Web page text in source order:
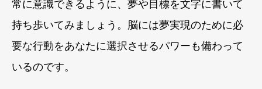
常に意識できるように、夢や目標を文字に書いて
持ち歩いてみましょう。脳には夢実現のために必
要な行動をあなたに選択させるパワーも備わって
いるのです。